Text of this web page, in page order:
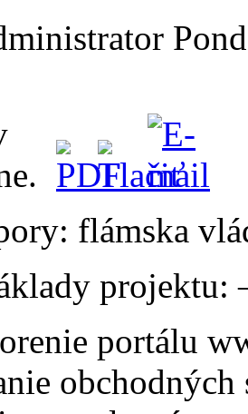
flámska
projektu:
portálu